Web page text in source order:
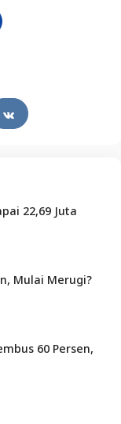
22,69 Juta
Mulai Merugi?
60 Persen,